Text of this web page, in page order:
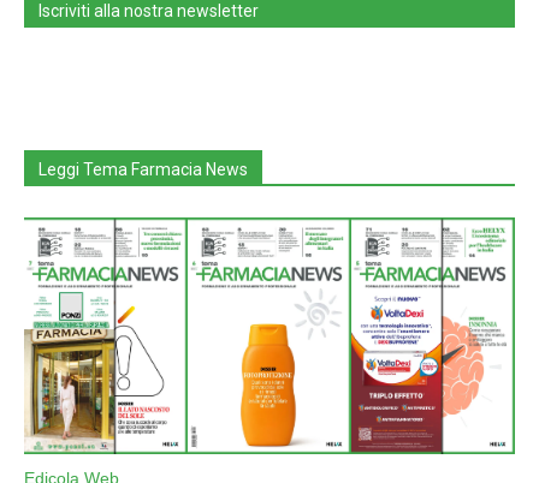
Iscriviti alla nostra newsletter
Leggi Tema Farmacia News
Edicola Web